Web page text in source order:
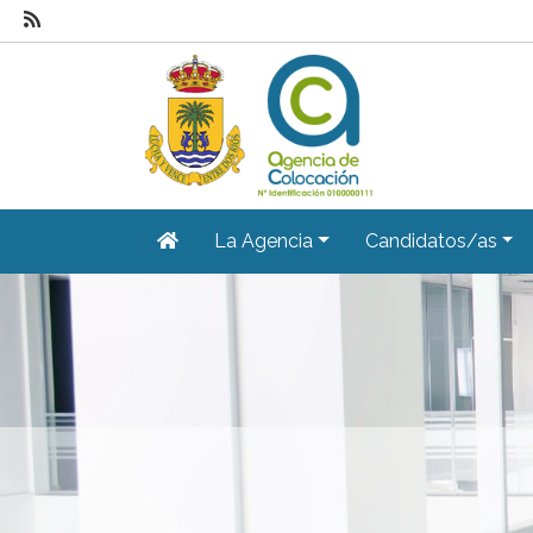
La Agencia Candidatos/as